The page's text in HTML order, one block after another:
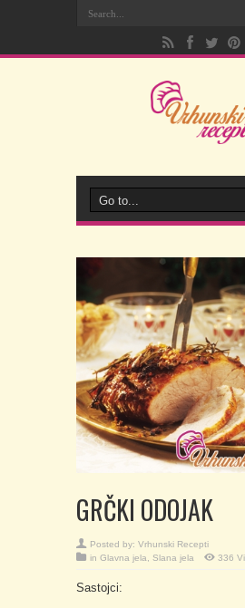
GRČKI ODOJAK
Posted by: Vrhunski Recepti
in Glavna jela Slana jela 336
Sastojci: